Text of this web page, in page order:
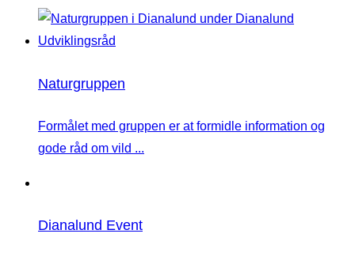
Naturgruppen
Formålet med gruppen er at formidle information og
gode råd om vild ...
Dianalund Event